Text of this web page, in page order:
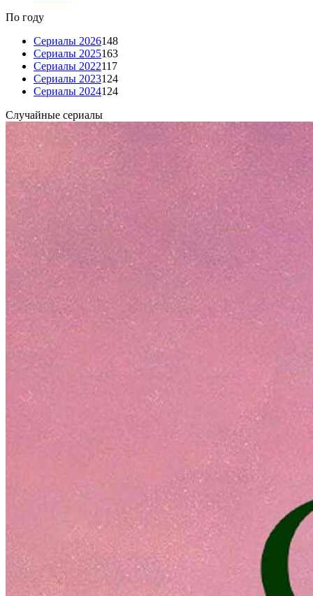
По году
Сериалы 2026148
Сериалы 2025163
Сериалы 2022117
Сериалы 2023124
Сериалы 2024124
Случайные сериалы